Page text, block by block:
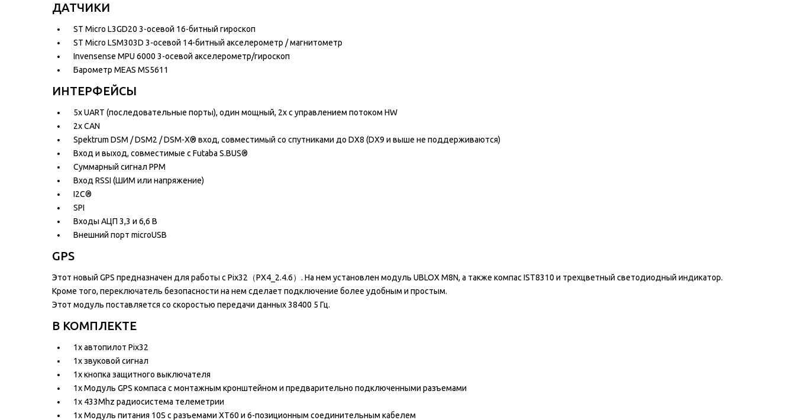
ДАТЧИКИ
ST Micro L3GD20 3-осевой 16-битный гироскоп
ST Micro LSM303D 3-осевой 14-битный акселерометр / магнитометр
Invensense MPU 6000 3-осевой акселерометр/гироскоп
Барометр MEAS MS5611
ИНТЕРФЕЙСЫ
5x UART (последовательные порты), один мощный, 2x с управлением потоком HW
2x CAN
Spektrum DSM / DSM2 / DSM-X® вход, совместимый со спутниками до DX8 (DX9 и выше не поддерживаются)
Вход и выход, совместимые с Futaba S.BUS®
Суммарный сигнал PPM
Вход RSSI (ШИМ или напряжение)
I2C®
SPI
Входы АЦП 3,3 и 6,6 В
Внешний порт microUSB
GPS
Этот новый GPS предназначен для работы с Pix32（PX4_2.4.6）. На нем установлен модуль UBLOX M8N, а также компас IST8310 и трехцветный светодиодный индикатор.
Кроме того, переключатель безопасности на нем сделает подключение более удобным и простым.
Этот модуль поставляется со скоростью передачи данных 38400 5 Гц.
В КОМПЛЕКТЕ
1x автопилот Pix32
1x звуковой сигнал
1x кнопка защитного выключателя
1x Модуль GPS компаса с монтажным кронштейном и предварительно подключенными разъемами
1x 433Mhz радиосистема телеметрии
1x Модуль питания 10S с разъемами XT60 и 6-позиционным соединительным кабелем